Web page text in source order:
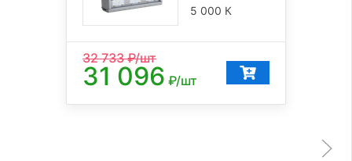
5 000 К
32 733₽/шт
31 096 ₽/шт